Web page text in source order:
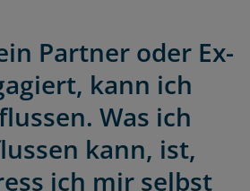
Partner oder Ex-
kann ich
Was ich
kann, ist,
ich mir selbst